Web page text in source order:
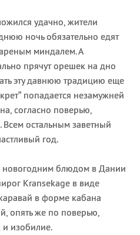
удачно, жители
ночь обязательно едят
миндалем. А
прячут орешек на дно
эту давнюю традицию еще
попадается незамужней
согласно поверью,
остальным заветный
год.
блюдом в Дании
Kransekage в виде
в форме кабана
опять же по поверью,
и изобилие.